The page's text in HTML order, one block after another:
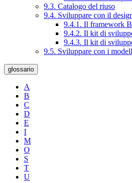
9.3. Catalogo del riuso
9.4. Sviluppare con il
9.4.1. Il framework
9.4.2. Il kit di
9.4.3. Il kit di
9.5. Sviluppare con i
glossario
A
B
C
D
E
I
M
O
S
T
U